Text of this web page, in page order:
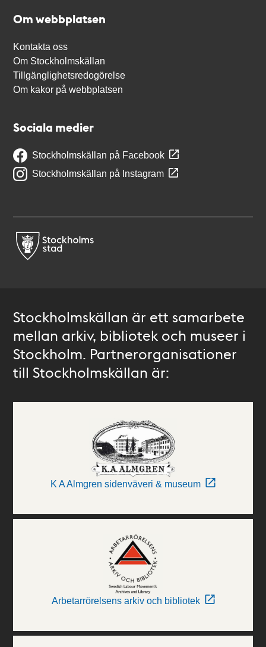
Om webbplatsen
Kontakta oss
Om Stockholmskällan
Tillgänglighetsredogörelse
Om kakor på webbplatsen
Sociala medier
Stockholmskällan på Facebook
Stockholmskällan på Instagram
Stockholmskällan är ett samarbete
mellan arkiv, bibliotek och museer i
Stockholm. Partnerorganisationer
till Stockholmskällan är:
K A Almgren sidenväveri & museum
Arbetarrörelsens arkiv och bibliotek